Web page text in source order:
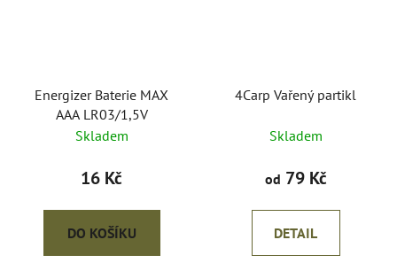
Energizer Baterie MAX
AAA LR03/1,5V
Skladem
16 Kč
DO KOŠÍKU
4Carp Vařený partikl
Skladem
od 79 Kč
DETAIL